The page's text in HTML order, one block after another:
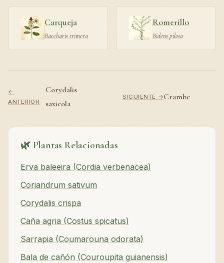
Carqueja
Baccharis trimera
Romerillo
Bidens pilosa
←
ANTERIOR
Corydalis
saxicola
SIGUIENTE →Crambe
🌿 Plantas Relacionadas
Erva baleeira (Cordia verbenacea)
Coriandrum sativum
Corydalis crispa
Caña agria (Costus spicatus)
Sarrapia (Coumarouna odorata)
Bala de cañón (Couroupita guianensis)